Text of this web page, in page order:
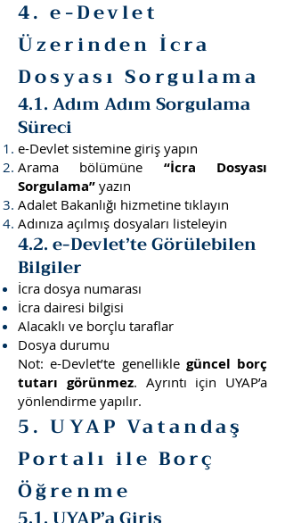
4. e-Devlet
Üzerinden İcra
Dosyası Sorgulama
4.1. Adım Adım Sorgulama
Süreci
e-Devlet sistemine giriş yapın
Arama bölümüne “İcra Dosyası
Sorgulama” yazın
Adalet Bakanlığı hizmetine tıklayın
Adınıza açılmış dosyaları listeleyin
4.2. e-Devlet’te Görülebilen
Bilgiler
İcra dosya numarası
İcra dairesi bilgisi
Alacaklı ve borçlu taraflar
Dosya durumu
Not: e-Devlet’te genellikle güncel borç
tutarı görünmez. Ayrıntı için UYAP’a
yönlendirme yapılır.
5. UYAP Vatandaş
Portalı ile Borç
Öğrenme